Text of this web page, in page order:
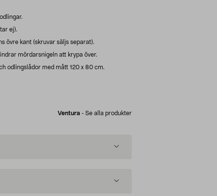
ej).
övre kant (skruvar säljs separat).
mördarsnigeln att krypa över.
odlingslådor med mått 120 x 80 cm.
Ventura - Se alla produkter